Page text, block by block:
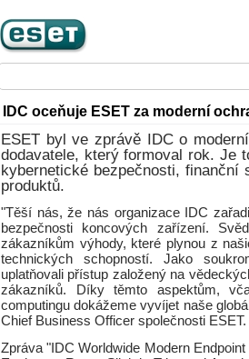
IDC oceňuje ESET za moderní
ESET byl ve zprávě IDC o
dodavatele, který formoval rok. Je
kybernetické bezpečnosti,
produktů.
"Těší nás, že nás organizace IDC
bezpečnosti koncových zařízení.
zákazníkům výhody, které plynou z
technických schopností. Jako
uplatňovali přístup založený na
zákazníků. Díky těmto aspektům,
computingu dokážeme vyvíjet naše
Chief Business Officer společnosti ESET.
Zpráva "IDC Worldwide Modern